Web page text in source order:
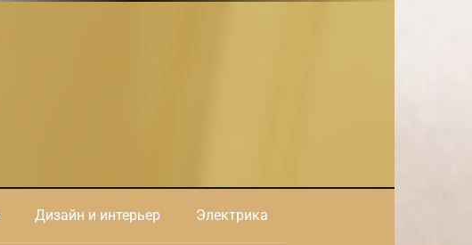
Дизайн и интерьер Электрика